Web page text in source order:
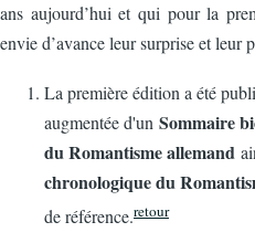
ans aujourd’hui et qui pour la
envie d’avance leur surprise et leur
La première édition a été
augmentée d'un Sommaire
du Romantisme allemand
chronologique du
de référence.retour